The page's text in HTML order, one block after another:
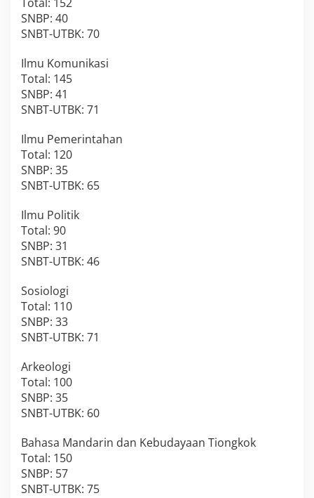
SNBP: 40
SNBT-UTBK: 70
Ilmu Komunikasi
Total: 145
SNBP: 41
SNBT-UTBK: 71
Ilmu Pemerintahan
Total: 120
SNBP: 35
SNBT-UTBK: 65
Ilmu Politik
Total: 90
SNBP: 31
SNBT-UTBK: 46
Sosiologi
Total: 110
SNBP: 33
SNBT-UTBK: 71
Arkeologi
Total: 100
SNBP: 35
SNBT-UTBK: 60
Bahasa Mandarin dan Kebudayaan Tiongkok
Total: 150
SNBP: 57
SNBT-UTBK: 75